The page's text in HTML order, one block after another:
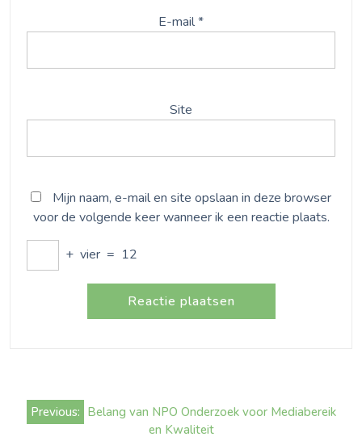
E-mail*
Site
Mijn naam, e-mail en site opslaan in deze browser
voor de volgende keer wanneer ik een reactie plaats.
+ vier = 12
Bericht
navigatie
Previous: Belang van NPO Onderzoek voor Mediabereik
en Kwaliteit